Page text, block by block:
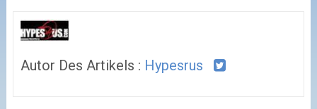
Autor Des Artikels : Hypesrus